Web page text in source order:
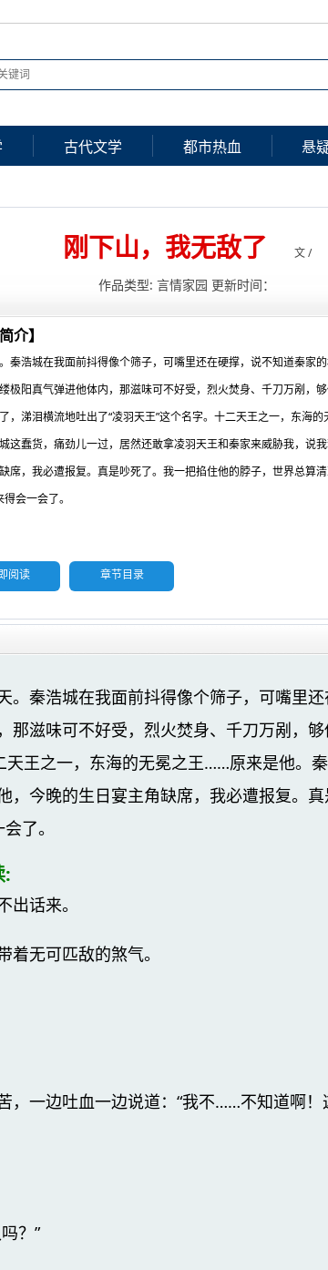
古代文学 都市热血 悬
刚下山，我无敌了 文 /
作品类型: 言情家园 更新时间：
介】
秦浩城在我面前抖得像个筛子，可嘴里还在硬撑，说不知道秦家
极阳真气弹进他体内，那滋味可不好受，烈火焚身、千刀万剐，
，涕泪横流地吐出了“凌羽天王”这个名字。十二天王之一，东海
这蠢货，痛劲儿一过，居然还敢拿凌羽天王和秦家来威胁我，说
席，我必遭报复。真是吵死了。我一把掐住他的脖子，世界总算
会一会了。
阅读 章节目录
。秦浩城在我面前抖得像个筛子，可嘴里
那滋味可不好受，烈火焚身、千刀万剐，
天王之一，东海的无冕之王……原来是他。
，今晚的生日宴主角缺席，我必遭报复。
了。
:
话来。
无可匹敌的煞气。
，一边吐血一边说道：“我不……不知道啊
？”